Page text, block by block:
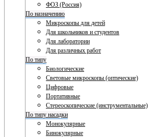
ФОЗ (Россия)
По назначению
Микроскопы для детей
Для школьников и студентов
Для лаборатории
Для различных работ
По типу
Биологические
Световые микроскопы (оптические)
Цифровые
Портативные
Стереоскопические (инструментальные)
По типу насадки
Монокулярные
Бинокулярные